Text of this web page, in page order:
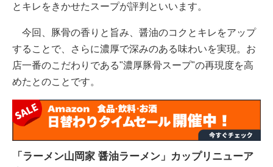
とキレをきかせたスープが評判といいます。
今回、豚骨の香りと旨み、醤油のコクとキレをアップ
することで、さらに濃厚で深みのある味わいを実現。お
店一番のこだわりである"濃厚豚骨スープ"の再現度を高
めたとのことです。
「ラーメン山岡家 醤油ラーメン」カップリニューア